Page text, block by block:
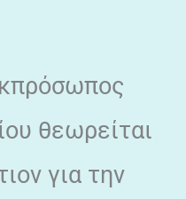
θεωρείται
για την